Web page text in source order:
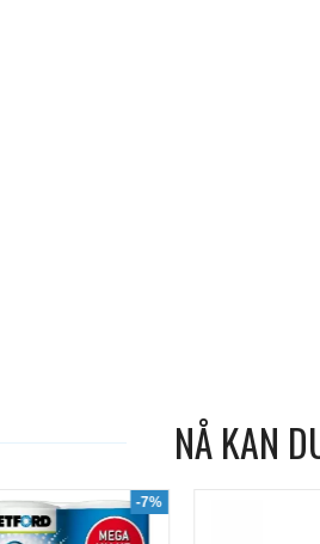
NÅ KAN
-7%